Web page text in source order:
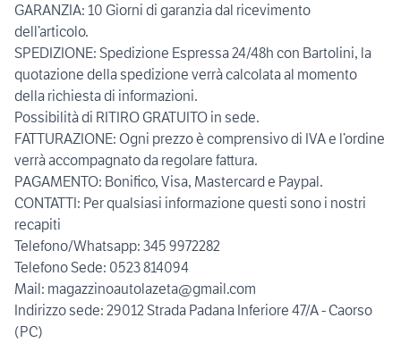
GARANZIA: 10 Giorni di garanzia dal ricevimento
dell’articolo.
SPEDIZIONE: Spedizione Espressa 24/48h con Bartolini, la
quotazione della spedizione verrà calcolata al momento
della richiesta di informazioni.
Possibilità di RITIRO GRATUITO in sede.
FATTURAZIONE: Ogni prezzo è comprensivo di IVA e l’ordine
verrà accompagnato da regolare fattura.
PAGAMENTO: Bonifico, Visa, Mastercard e Paypal.
CONTATTI: Per qualsiasi informazione questi sono i nostri
recapiti
Telefono/Whatsapp: 345 9972282
Telefono Sede: 0523 814094
Mail: magazzinoautolazeta@gmail.com
Indirizzo sede: 29012 Strada Padana Inferiore 47/A - Caorso
(PC)